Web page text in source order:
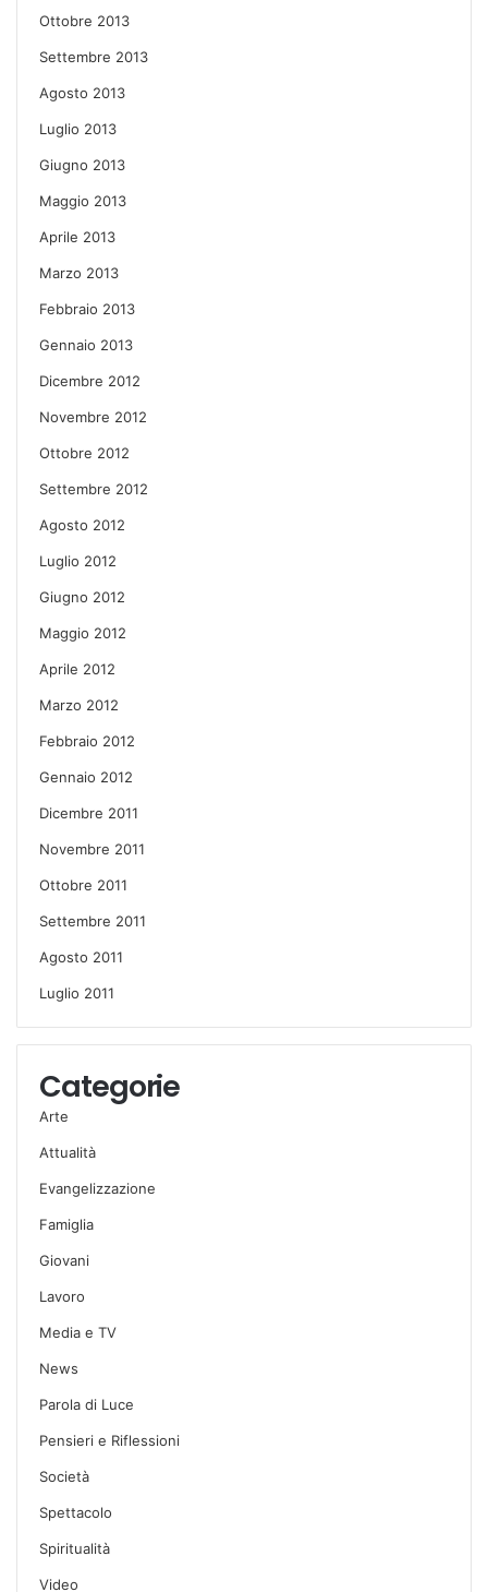
Ottobre 2013
Settembre 2013
Agosto 2013
Luglio 2013
Giugno 2013
Maggio 2013
Aprile 2013
Marzo 2013
Febbraio 2013
Gennaio 2013
Dicembre 2012
Novembre 2012
Ottobre 2012
Settembre 2012
Agosto 2012
Luglio 2012
Giugno 2012
Maggio 2012
Aprile 2012
Marzo 2012
Febbraio 2012
Gennaio 2012
Dicembre 2011
Novembre 2011
Ottobre 2011
Settembre 2011
Agosto 2011
Luglio 2011
Categorie
Arte
Attualità
Evangelizzazione
Famiglia
Giovani
Lavoro
Media e TV
News
Parola di Luce
Pensieri e Riflessioni
Società
Spettacolo
Spiritualità
Video